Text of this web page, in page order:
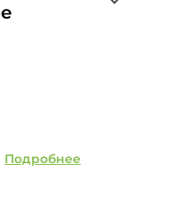
Подробнее